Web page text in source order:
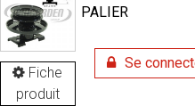
Fiche
produit
PALIER
Se